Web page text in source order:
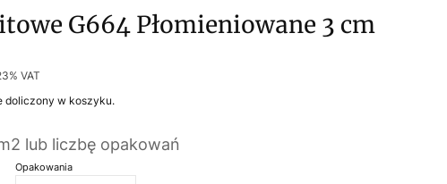
G664 Płomieniowane 3 cm
VAT
VAT
doliczony w koszyku.
lub liczbę opakowań
Opakowania